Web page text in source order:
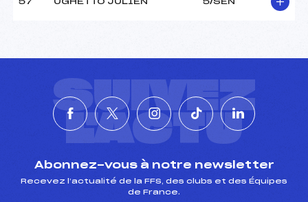
57 UGHETTO JULIEN 5/SEN
SUIVEZ
L'ACTU
Abonnez-vous à notre newsletter
Recevez l’actualité de la FFS, des clubs et des Équipes
de France.